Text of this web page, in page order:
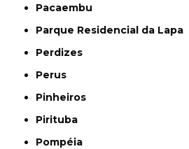
Pacaembu
Parque Residencial da Lapa
Perdizes
Perus
Pinheiros
Pirituba
Pompéia